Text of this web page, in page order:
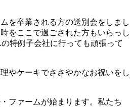
を卒業される方の送別会をしまし
をここで過ごされた方もいらっし
特例子会社に行っても頑張って
やケーキでささやかなお祝いをし
ファームが始まります。私たち